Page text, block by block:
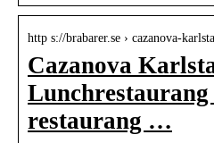
http s://brabarer.se › cazanova-
Cazanova
restaurang …